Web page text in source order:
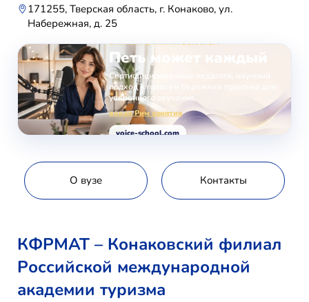
171255, Тверская область, г. Конаково, ул.
Набережная, д. 25
ОНЛАЙН-ЗАНЯТИЯ ВОКАЛОМ
Петь может каждый
Сертифицированные педагоги, научный
подход к голосу и бережная практика для
уверенного звучания.
вокал Рим занятия
voice-school.com
О вузе Контакты
КФРМАТ – Конаковский филиал
Российской международной
академии туризма